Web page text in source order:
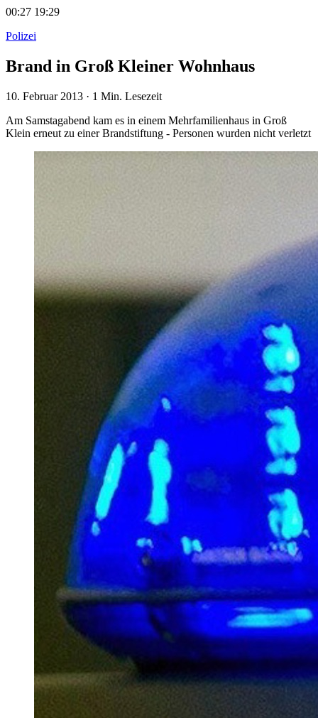
00:27 19:29
Polizei
Brand in Groß Kleiner Wohnhaus
10. Februar 2013 · 1 Min. Lesezeit
Am Samstagabend kam es in einem Mehrfamilienhaus in Groß
Klein erneut zu einer Brandstiftung - Personen wurden nicht verletzt